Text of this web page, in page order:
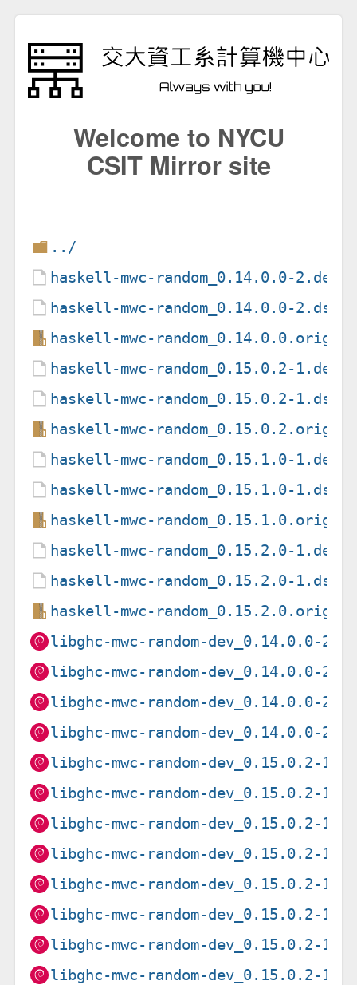
Welcome to NYCU
CSIT Mirror site
../
haskell-mwc-random_0.14.0.0-
haskell-mwc-random_0.14.0.0-2.dsc
haskell-mwc-
haskell-mwc-random_0.15.0.2-
haskell-mwc-random_0.15.0.2-1.dsc
haskell-mwc-
haskell-mwc-random_0.15.1.0-
haskell-mwc-random_0.15.1.0-1.dsc
haskell-mwc-
haskell-mwc-random_0.15.2.0-
haskell-mwc-random_0.15.2.0-1.dsc
haskell-mwc-
libghc-mwc-random-dev_0.14.0.0-
libghc-mwc-random-dev_0.14.0.0-
libghc-mwc-random-dev_0.14.0.0-
libghc-mwc-random-dev_0.14.0.0-
libghc-mwc-random-dev_0.15.0.2-
libghc-mwc-random-dev_0.15.0.2-
libghc-mwc-random-dev_0.15.0.2-
libghc-mwc-random-dev_0.15.0.2-
libghc-mwc-random-dev_0.15.0.2-
libghc-mwc-random-dev_0.15.0.2-
libghc-mwc-random-dev_0.15.0.2-
libghc-mwc-random-dev_0.15.0.2-